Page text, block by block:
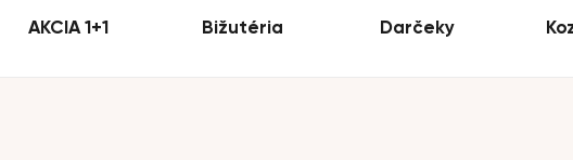
AKCIA 1+1 Bižutéria Darčeky